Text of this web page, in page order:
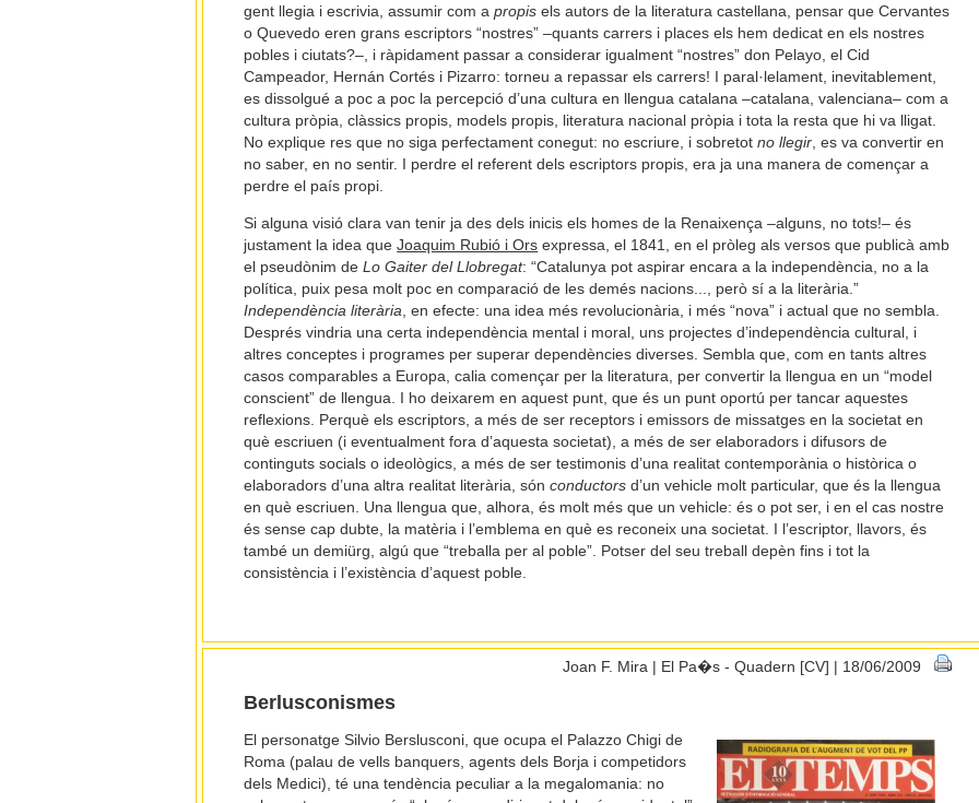
gent llegia i escrivia, assumir com apropis els autors de la literatura castellana, pensar que Cervantes
o Quevedo eren grans escriptors “nostres” –quants carrers i places els hem dedicat en els nostres
pobles i ciutats?–, i ràpidament passar a considerar igualment “nostres” don Pelayo, el Cid
Campeador, Hernán Cortés i Pizarro: torneu a repassar els carrers! I paral·lelament, inevitablement,
es dissolgué a poc a poc la percepció d’una cultura en llengua catalana –catalana, valenciana– com a
cultura pròpia, clàssics propis, models propis, literatura nacional pròpia i tota la resta que hi va lligat.
No explique res que no siga perfectament conegut: no escriure, i sobretotno llegir, es va convertir en
no saber, en no sentir. I perdre el referent dels escriptors propis, era ja una manera de començar a
perdre el país propi.
Si alguna visió clara van tenir ja des dels inicis els homes de la Renaixença –alguns, no tots!– és
justament la idea queJoaquim Rubió i Ors expressa, el 1841, en el pròleg als versos que publicà amb
el pseudònim deLo Gaiter del Llobregat: “Catalunya pot aspirar encara a la independència, no a la
política, puix pesa molt poc en comparació de les demés nacions..., però sí a la literària.”
Independència literària, en efecte: una idea més revolucionària, i més “nova” i actual que no sembla.
Després vindria una certa independència mental i moral, uns projectes d’independència cultural, i
altres conceptes i programes per superar dependències diverses. Sembla que, com en tants altres
casos comparables a Europa, calia començar per la literatura, per convertir la llengua en un “model
conscient” de llengua. I ho deixarem en aquest punt, que és un punt oportú per tancar aquestes
reflexions. Perquè els escriptors, a més de ser receptors i emissors de missatges en la societat en
què escriuen (i eventualment fora d’aquesta societat), a més de ser elaboradors i difusors de
continguts socials o ideològics, a més de ser testimonis d’una realitat contemporània o històrica o
elaboradors d’una altra realitat literària, sónconductors d’un vehicle molt particular, que és la llengua
en què escriuen. Una llengua que, alhora, és molt més que un vehicle: és o pot ser, i en el cas nostre
és sense cap dubte, la matèria i l’emblema en què es reconeix una societat. I l’escriptor, llavors, és
també un demiürg, algú que “treballa per al poble”. Potser del seu treball depèn fins i tot la
consistència i l’existència d’aquest poble.
Joan F. Mira | El Pa�s - Quadern [CV] | 18/06/2009
Berlusconismes
El personatge Silvio Berslusconi, que ocupa el Palazzo Chigi de
Roma (palau de vells banquers, agents dels Borja i competidors
dels Medici), té una tendència peculiar a la megalomania: no